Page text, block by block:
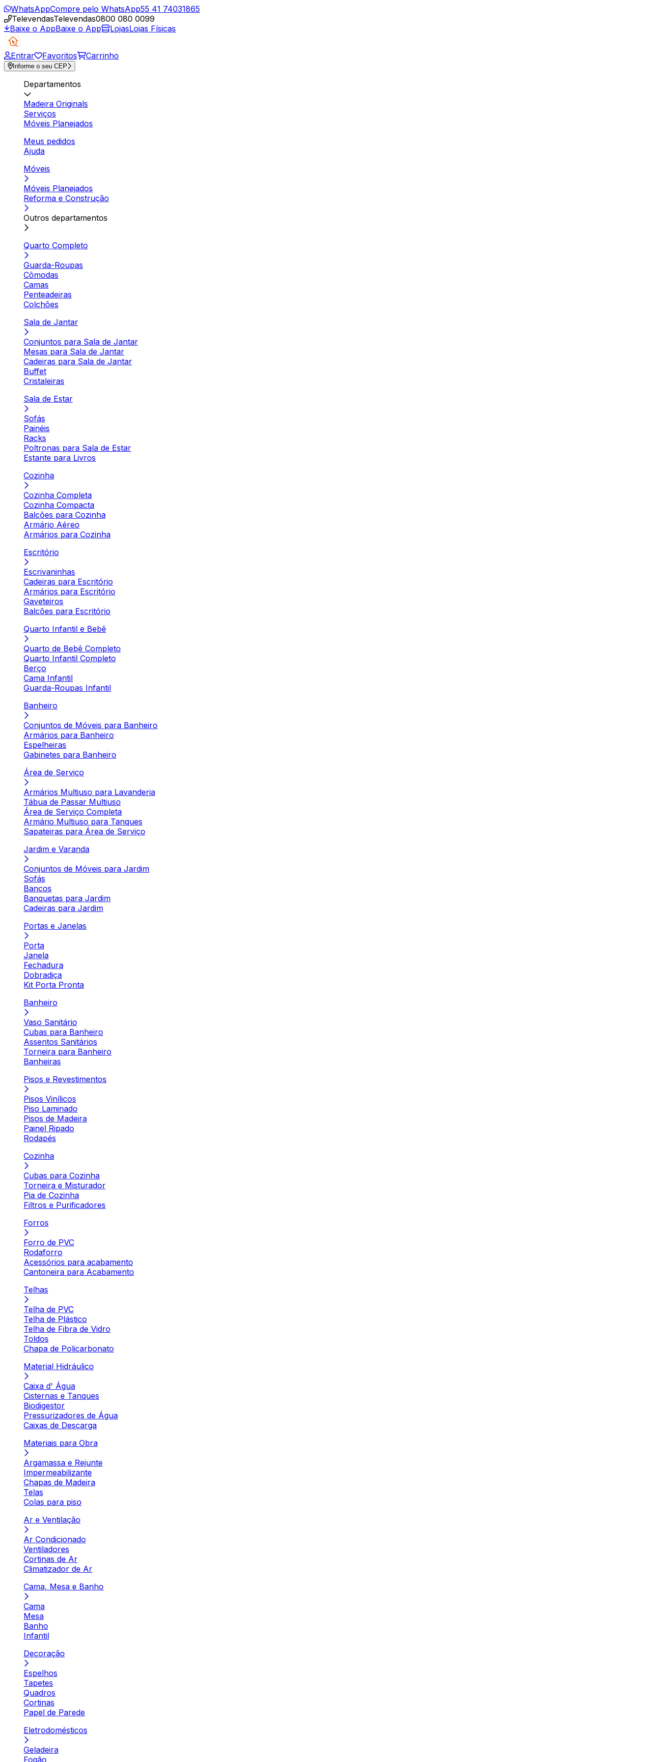
WhatsAppCompre pelo WhatsApp55 41 74031865
TelevendasTelevendas0800 080 0099
Baixe o AppBaixe o App LojasLojas Físicas
Entrar Favoritos Carrinho
Informe o seu CEP
Departamentos
Madeira Originals
Serviços
Móveis Planejados
Meus pedidos
Ajuda
Móveis
Móveis Planejados
Reforma e Construção
Outros departamentos
Quarto Completo
Guarda-Roupas
Cômodas
Camas
Penteadeiras
Colchões
Sala de Jantar
Conjuntos para Sala de Jantar
Mesas para Sala de Jantar
Cadeiras para Sala de Jantar
Buffet
Cristaleiras
Sala de Estar
Sofás
Painéis
Racks
Poltronas para Sala de Estar
Estante para Livros
Cozinha
Cozinha Completa
Cozinha Compacta
Balcões para Cozinha
Armário Aéreo
Armários para Cozinha
Escritório
Escrivaninhas
Cadeiras para Escritório
Armários para Escritório
Gaveteiros
Balcões para Escritório
Quarto Infantil e Bebê
Quarto de Bebê Completo
Quarto Infantil Completo
Berço
Cama Infantil
Guarda-Roupas Infantil
Banheiro
Conjuntos de Móveis para Banheiro
Armários para Banheiro
Espelheiras
Gabinetes para Banheiro
Área de Serviço
Armários Multiuso para Lavanderia
Tábua de Passar Multiuso
Área de Serviço Completa
Armário Multiuso para Tanques
Sapateiras para Área de Serviço
Jardim e Varanda
Conjuntos de Móveis para Jardim
Sofás
Bancos
Banquetas para Jardim
Cadeiras para Jardim
Portas e Janelas
Porta
Janela
Fechadura
Dobradiça
Kit Porta Pronta
Banheiro
Vaso Sanitário
Cubas para Banheiro
Assentos Sanitários
Torneira para Banheiro
Banheiras
Pisos e Revestimentos
Pisos Vinílicos
Piso Laminado
Pisos de Madeira
Painel Ripado
Rodapés
Cozinha
Cubas para Cozinha
Torneira e Misturador
Pia de Cozinha
Filtros e Purificadores
Forros
Forro de PVC
Rodaforro
Acessórios para acabamento
Cantoneira para Acabamento
Telhas
Telha de PVC
Telha de Plástico
Telha de Fibra de Vidro
Toldos
Chapa de Policarbonato
Material Hidráulico
Caixa d' Água
Cisternas e Tanques
Biodigestor
Pressurizadores de Água
Caixas de Descarga
Materiais para Obra
Argamassa e Rejunte
Impermeabilizante
Chapas de Madeira
Telas
Colas para piso
Ar e Ventilação
Ar Condicionado
Ventiladores
Cortinas de Ar
Climatizador de Ar
Cama, Mesa e Banho
Cama
Mesa
Banho
Infantil
Decoração
Espelhos
Tapetes
Quadros
Cortinas
Papel de Parede
Eletrodomésticos
Geladeira
Fogão